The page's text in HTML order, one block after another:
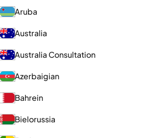
Aruba
Australia
Australia Consultation
Azerbaigian
Bahrein
Bielorussia